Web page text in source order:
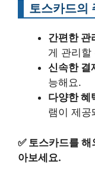
토스카드의
간편한 관
게 관리할
신속한 결
능해요.
다양한 혜
램이 제공
✅ 토스카드를
아보세요.